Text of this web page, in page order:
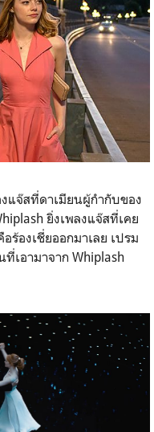
จ๊สที่ดาเมียนผู้กำกับของ
ยิ่งเพลงแจ๊สที่เคย
ร้องเชี่ยออกมาเลย เปรม
เอามาจาก Whiplash